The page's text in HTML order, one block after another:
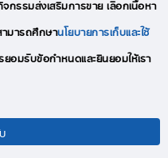
RIGHTS RESERVED
รรมส่งเสริมการขาย เลือกเนื้อหา
มารถศึกษานโยบายการเก็บและใช้
อมรับข้อกำหนดและยินยอมให้เรา